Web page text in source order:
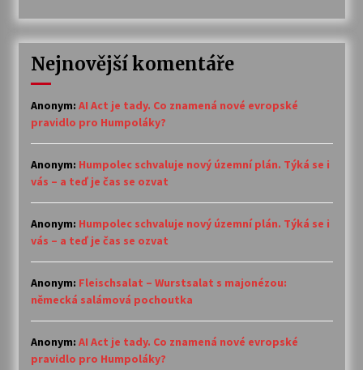
Nejnovější komentáře
Anonym: AI Act je tady. Co znamená nové evropské
pravidlo pro Humpoláky?
Anonym: Humpolec schvaluje nový územní plán. Týká se i
vás – a teď je čas se ozvat
Anonym: Humpolec schvaluje nový územní plán. Týká se i
vás – a teď je čas se ozvat
Anonym: Fleischsalat – Wurstsalat s majonézou:
německá salámová pochoutka
Anonym: AI Act je tady. Co znamená nové evropské
pravidlo pro Humpoláky?